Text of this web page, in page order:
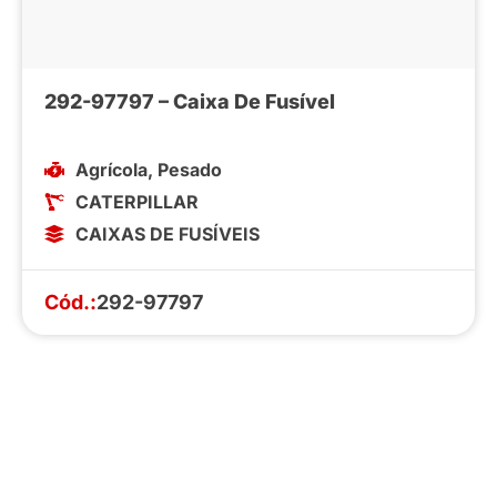
292-97797 – Caixa De Fusível
Agrícola, Pesado
CATERPILLAR
CAIXAS DE FUSÍVEIS
Cód.:292-97797